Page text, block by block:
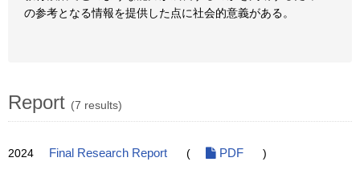
の参考となる情報を提供した点に社会的意義がある。
Report (7 results)
2024 Final Research Report ( PDF )